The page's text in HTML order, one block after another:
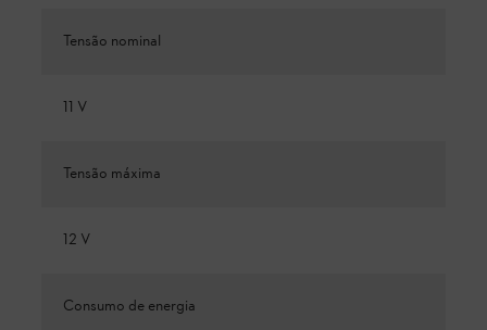
Tensão nominal
11 V
Tensão máxima
12 V
Consumo de energia